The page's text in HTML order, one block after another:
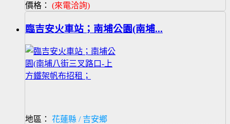
價格： (來電洽詢)
臨吉安火車站；南埔公園(南埔...
地區：
花蓮縣 / 吉安鄉